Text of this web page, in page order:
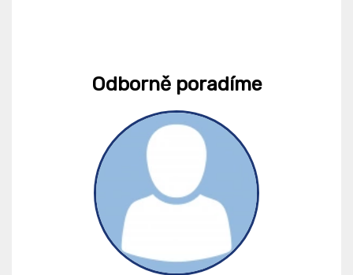
Odborně poradíme